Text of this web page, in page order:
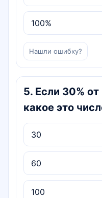
100%
Нашли ошибку?
5. Если 30%
какое это
30
60
100